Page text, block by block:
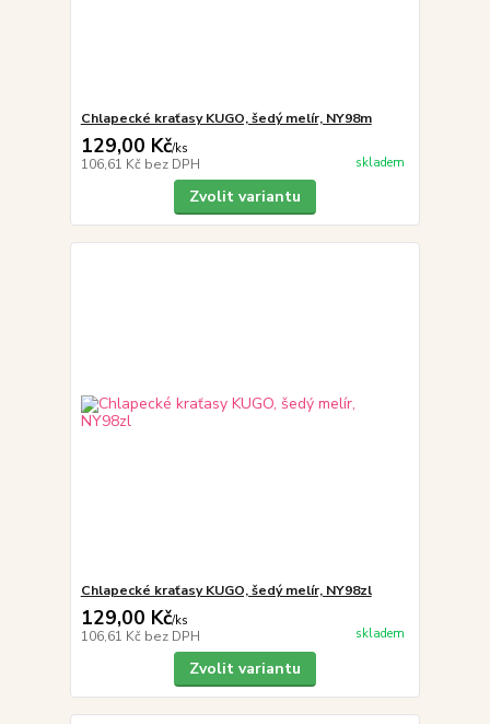
Chlapecké kraťasy KUGO, šedý melír, NY98m
129,00 Kč/ks
106,61 Kč bez DPH skladem
Zvolit variantu
Chlapecké kraťasy KUGO, šedý melír, NY98zl
129,00 Kč/ks
106,61 Kč bez DPH skladem
Zvolit variantu